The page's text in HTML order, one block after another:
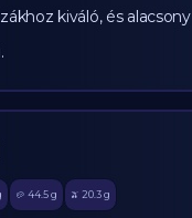
kiváló, és alacsony
🥔 44.5g 🫒 20.3 g